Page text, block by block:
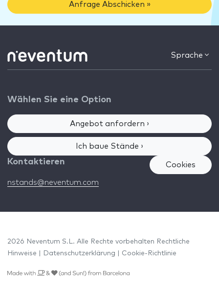
Anfrage Abschicken »
Sprache
Wählen Sie eine Option
Angebot anfordern ›
Ich baue Stände ›
Kontaktieren
nstands@neventum.com
Cookies
2026 Neventum S.L. Alle Rechte vorbehalten Rechtliche
Hinweise
Datenschutzerklärung Cookie-Richtlinie